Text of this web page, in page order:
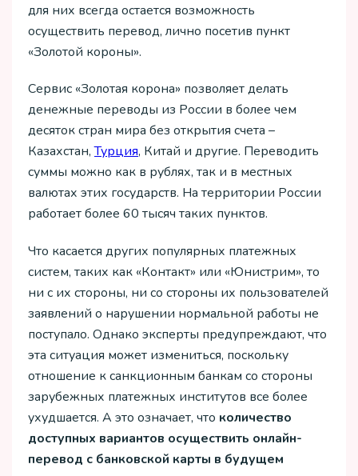
для них всегда остается возможность
осуществить перевод, лично посетив пункт
«Золотой короны».
Сервис «Золотая корона» позволяет делать
денежные переводы из России в более чем
десяток стран мира без открытия счета –
Казахстан,Турция, Китай и другие. Переводить
суммы можно как в рублях, так и в местных
валютах этих государств. На территории России
работает более 60 тысяч таких пунктов.
Что касается других популярных платежных
систем, таких как «Контакт» или «Юнистрим», то
ни с их стороны, ни со стороны их пользователей
заявлений о нарушении нормальной работы не
поступало. Однако эксперты предупреждают, что
эта ситуация может измениться, поскольку
отношение к санкционным банкам со стороны
зарубежных платежных институтов все более
ухудшается. А это означает, что количество
доступных вариантов осуществить онлайн-
перевод с банковской карты в будущем